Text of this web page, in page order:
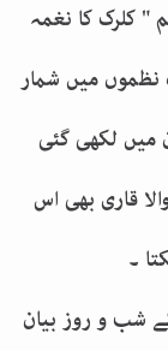
" کلرک کا نغمہ
نظموں میں شمار
میں لکھی گئی
قاری بھی اس
۔
شب و روز بیان